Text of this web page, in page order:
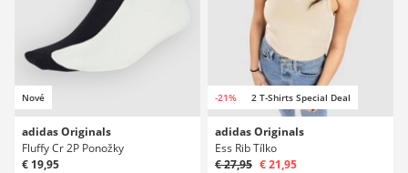
Nové
adidas Originals
Fluffy Cr 2P Ponožky
€ 19,95
-21% 2 T-Shirts Special Deal
adidas Originals
Ess Rib Tílko
€ 27,95 € 21,95